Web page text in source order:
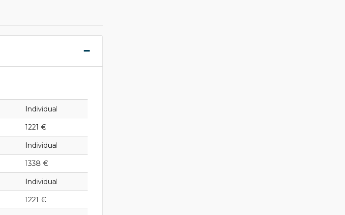
Individual
1221 €
Individual
1338 €
Individual
1221 €